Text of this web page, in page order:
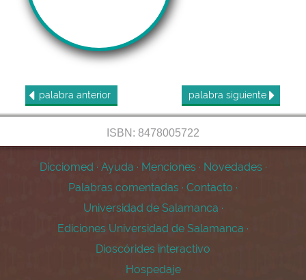
palabra anterior palabra siguiente
ISBN: 8478005722
Dicciomed · Ayuda · Menciones · Novedades ·
Palabras comentadas · Contacto ·
Universidad de Salamanca ·
Ediciones Universidad de Salamanca ·
Dioscórides interactivo
Hospedaje